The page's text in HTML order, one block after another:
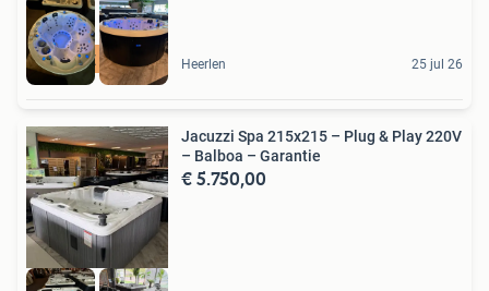
LUXE DEAL Heerlen 25 jul 26
Jacuzzi Spa 215x215 – Plug & Play 220V
– Balboa – Garantie
€ 5.750,00